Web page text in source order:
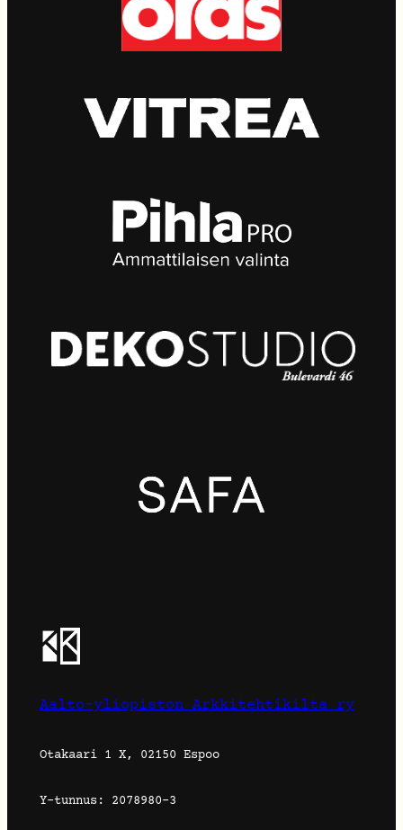
Aalto-yliopiston Arkkitehtikilta ry
Otakaari 1 X, 02150 Espoo
Y-tunnus: 2078980-3